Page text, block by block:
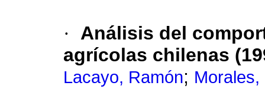
·
Análisis del
agrícolas chilenas
Lacayo, Ramón; Morales,